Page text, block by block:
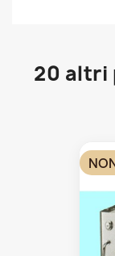
20 altri